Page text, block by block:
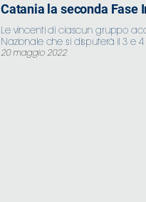
Catania la seconda Fase
Le vincenti di ciascun gruppo
Nazionale che si disputerà il 3 e
20 maggio 2022